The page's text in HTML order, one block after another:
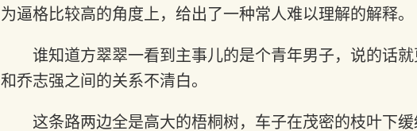
为逼格比较高的角度上，给出了一种常人难以理解的解释。
谁知道方翠翠一看到主事儿的是个青年男子，说的话
和乔志强之间的关系不清白。
这条路两边全是高大的梧桐树，车子在茂密的枝叶下